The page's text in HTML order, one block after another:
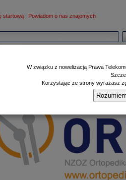
startową | Powiadom o nas znajomych
Informator|
W związku z nowelizacją Prawa
Korzystając ze strony wyrażasz